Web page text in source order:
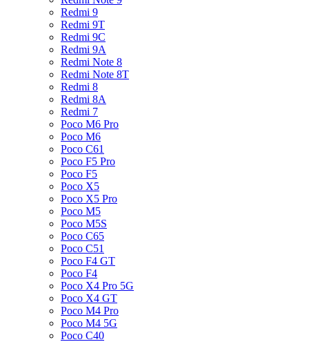
Redmi 9
Redmi 9T
Redmi 9C
Redmi 9A
Redmi Note 8
Redmi Note 8T
Redmi 8
Redmi 8A
Redmi 7
Poco M6 Pro
Poco M6
Poco C61
Poco F5 Pro
Poco F5
Poco X5
Poco X5 Pro
Poco M5
Poco M5S
Poco C65
Poco C51
Poco F4 GT
Poco F4
Poco X4 Pro 5G
Poco X4 GT
Poco M4 Pro
Poco M4 5G
Poco C40